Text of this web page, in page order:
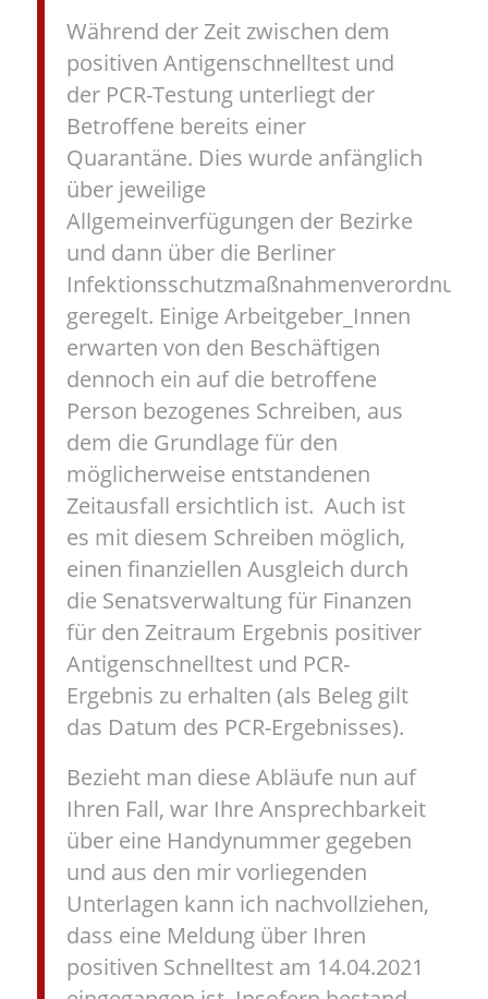
Während der Zeit zwischen dem
positiven Antigenschnelltest und
der PCR-Testung unterliegt der
Betroffene bereits einer
Quarantäne. Dies wurde anfänglich
über jeweilige
Allgemeinverfügungen der Bezirke
und dann über die Berliner
Infektionsschutzmaßnahmenverordnung
geregelt. Einige Arbeitgeber_Innen
erwarten von den Beschäftigen
dennoch ein auf die betroffene
Person bezogenes Schreiben, aus
dem die Grundlage für den
möglicherweise entstandenen
Zeitausfall ersichtlich ist. Auch ist
es mit diesem Schreiben möglich,
einen finanziellen Ausgleich durch
die Senatsverwaltung für Finanzen
für den Zeitraum Ergebnis positiver
Antigenschnelltest und PCR-
Ergebnis zu erhalten (als Beleg gilt
das Datum des PCR-Ergebnisses).
Bezieht man diese Abläufe nun auf
Ihren Fall, war Ihre Ansprechbarkeit
über eine Handynummer gegeben
und aus den mir vorliegenden
Unterlagen kann ich nachvollziehen,
dass eine Meldung über Ihren
positiven Schnelltest am 14.04.2021